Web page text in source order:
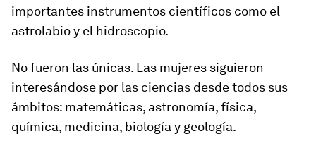
importantes instrumentos científicos como el
astrolabio y el hidroscopio.
No fueron las únicas. Las mujeres siguieron
interesándose por las ciencias desde todos sus
ámbitos: matemáticas, astronomía, física,
química, medicina, biología y geología.